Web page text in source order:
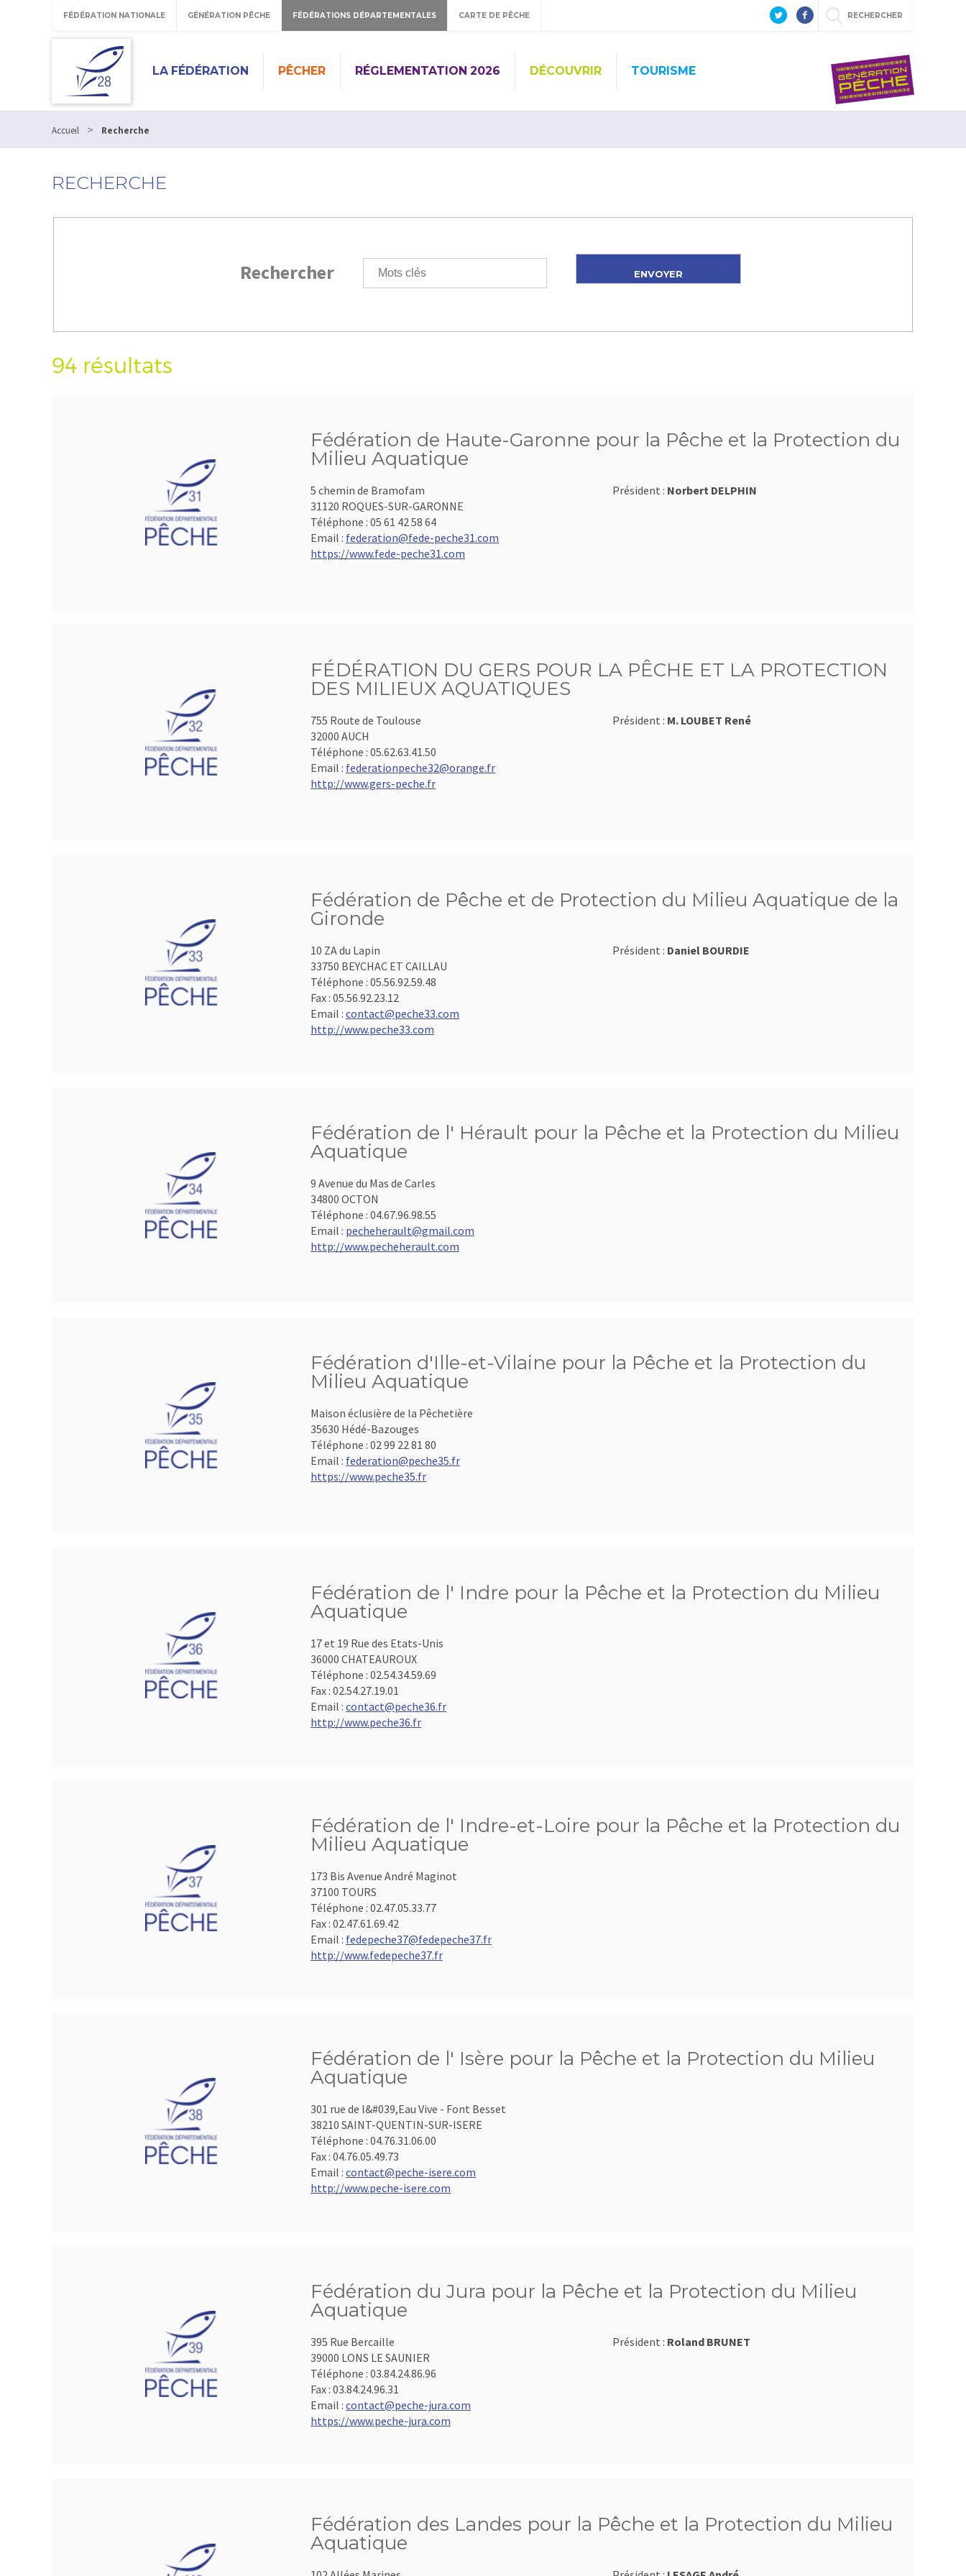
FÉDÉRATION NATIONALE GÉNÉRATION PÊCHE FÉDÉRATIONS DÉPARTEMENTALES CARTE DE PÊCHE RECHERCHER
LA FÉDÉRATION PÊCHER RÉGLEMENTATION 2026 DÉCOUVRIR TOURISME
Accueil > Recherche
RECHERCHE
Rechercher
94 résultats
Fédération de Haute-Garonne pour la Pêche et la Protection du
Milieu Aquatique
5 chemin de Bramofam
31120 ROQUES-SUR-GARONNE
Téléphone : 05 61 42 58 64
Email : federation@fede-peche31.com
https://www.fede-peche31.com
Président : Norbert DELPHIN
FÉDÉRATION DU GERS POUR LA PÊCHE ET LA PROTECTION
DES MILIEUX AQUATIQUES
755 Route de Toulouse
32000 AUCH
Téléphone : 05.62.63.41.50
Email : federationpeche32@orange.fr
http://www.gers-peche.fr
Président : M. LOUBET René
Fédération de Pêche et de Protection du Milieu Aquatique de la
Gironde
10 ZA du Lapin
33750 BEYCHAC ET CAILLAU
Téléphone : 05.56.92.59.48
Fax : 05.56.92.23.12
Email : contact@peche33.com
http://www.peche33.com
Président : Daniel BOURDIE
Fédération de l' Hérault pour la Pêche et la Protection du Milieu
Aquatique
9 Avenue du Mas de Carles
34800 OCTON
Téléphone : 04.67.96.98.55
Email : pecheherault@gmail.com
http://www.pecheherault.com
Fédération d'Ille-et-Vilaine pour la Pêche et la Protection du
Milieu Aquatique
Maison éclusière de la Pêchetière
35630 Hédé-Bazouges
Téléphone : 02 99 22 81 80
Email : federation@peche35.fr
https://www.peche35.fr
Fédération de l' Indre pour la Pêche et la Protection du Milieu
Aquatique
17 et 19 Rue des Etats-Unis
36000 CHATEAUROUX
Téléphone : 02.54.34.59.69
Fax : 02.54.27.19.01
Email : contact@peche36.fr
http://www.peche36.fr
Fédération de l' Indre-et-Loire pour la Pêche et la Protection du
Milieu Aquatique
173 Bis Avenue André Maginot
37100 TOURS
Téléphone : 02.47.05.33.77
Fax : 02.47.61.69.42
Email : fedepeche37@fedepeche37.fr
http://www.fedepeche37.fr
Fédération de l' Isère pour la Pêche et la Protection du Milieu
Aquatique
301 rue de l&#039,Eau Vive - Font Besset
38210 SAINT-QUENTIN-SUR-ISERE
Téléphone : 04.76.31.06.00
Fax : 04.76.05.49.73
Email : contact@peche-isere.com
http://www.peche-isere.com
Fédération du Jura pour la Pêche et la Protection du Milieu
Aquatique
395 Rue Bercaille
39000 LONS LE SAUNIER
Téléphone : 03.84.24.86.96
Fax : 03.84.24.96.31
Email : contact@peche-jura.com
https://www.peche-jura.com
Président : Roland BRUNET
Fédération des Landes pour la Pêche et la Protection du Milieu
Aquatique